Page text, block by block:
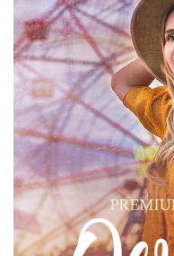
Free PNG Overlay #13